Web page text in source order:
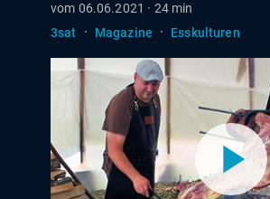
vom 06.06.2021 · 24 min
3sat
· Magazine · Esskulturen